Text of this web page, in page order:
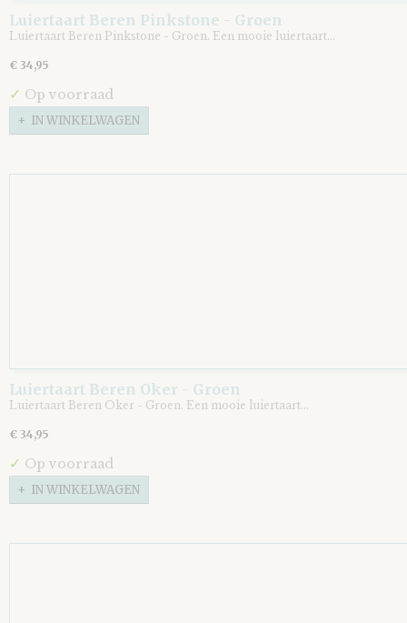
Luiertaart Beren Pinkstone - Groen
Luiertaart Beren Pinkstone - Groen. Een mooie luiertaart…
€ 34,95
✓ Op voorraad
IN WINKELWAGEN
Luiertaart Beren Oker - Groen
Luiertaart Beren Oker - Groen. Een mooie luiertaart…
€ 34,95
✓ Op voorraad
IN WINKELWAGEN